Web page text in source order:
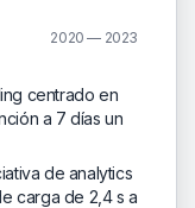
2020 — 2023
centrado en
a 7 días un
de analytics
carga de 2,4 s a